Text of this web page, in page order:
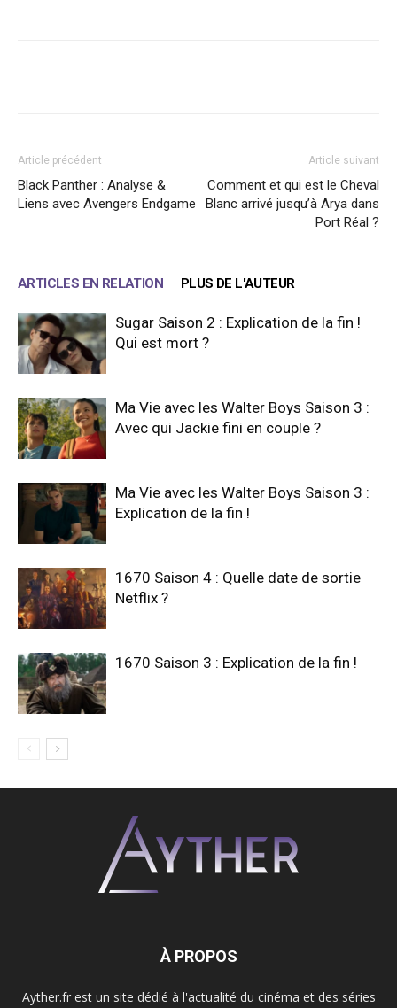
Article précédent
Black Panther : Analyse &
Liens avec Avengers Endgame
Article suivant
Comment et qui est le Cheval
Blanc arrivé jusqu’à Arya dans
Port Réal ?
ARTICLES EN RELATION PLUS DE L'AUTEUR
Sugar Saison 2 : Explication de la fin !
Qui est mort ?
Ma Vie avec les Walter Boys Saison 3 :
Avec qui Jackie fini en couple ?
Ma Vie avec les Walter Boys Saison 3 :
Explication de la fin !
1670 Saison 4 : Quelle date de sortie
Netflix ?
1670 Saison 3 : Explication de la fin !
À PROPOS
Ayther.fr est un site dédié à l'actualité du cinéma et des séries